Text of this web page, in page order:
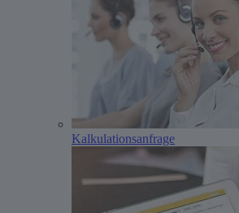
Kalkulations­anfrage